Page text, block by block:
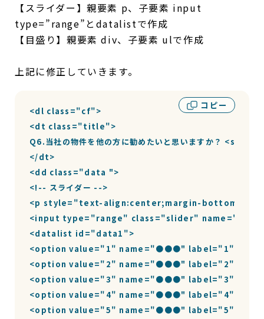
【スライダー】親要素 p、子要素 input
type=”range”とdatalistで作成
【目盛り】親要素 div、子要素 ulで作成
上記に修正していきます。
コピー
<dl class="cf">
<dt class="title">
Q6.当社の物件を他の方に勧めたいと思いますか？
</dt>
<dd class="data ">
<!-- スライダー -->
<p style="text-align:center;margin-bottom: 0;
<input type="range" class="slider"
<datalist id="data1">
<option value="1" name="●●●" label="1"
<option value="2" name="●●●" label="2"
<option value="3" name="●●●" label="3"
<option value="4" name="●●●" label="4"
<option value="5" name="●●●" label="5"